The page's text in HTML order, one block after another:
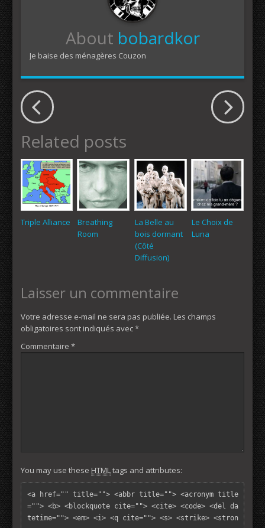
About bobardkor
Je baise des ménagères Couzon
Related posts
Triple Alliance
Breathing
Room
La Belle au
bois dormant
(Côté
Diffusion)
Le Choix de
Luna
Laisser un commentaire
Votre adresse e-mail ne sera pas publiée. Les champs
obligatoires sont indiqués avec*
Commentaire *
You may use these HTMLtags and attributes:
<a href="" title=""> <abbr title=""> <acronym title
=""> <b> <blockquote cite=""> <cite> <code> <del da
tetime=""> <em> <i> <q cite=""> <s> <strike> <stron